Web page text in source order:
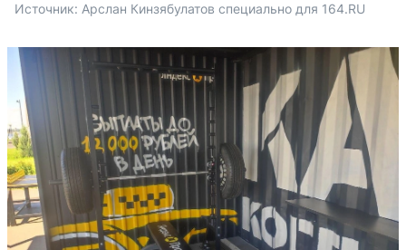
Источник: Арслан Кинзябулатов специально для 164.RU